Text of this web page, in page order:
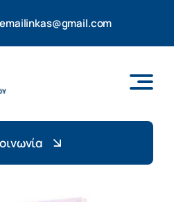
emailinkas@gmail.com